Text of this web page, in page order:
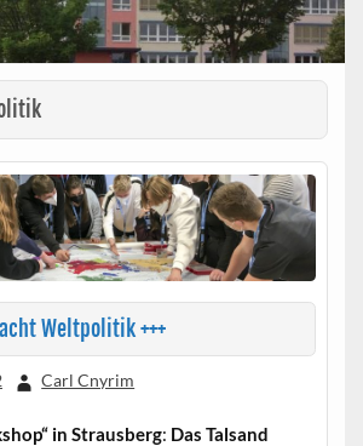
Weltpolitik +++
Carl Cnyrim
in Strausberg: Das Talsand